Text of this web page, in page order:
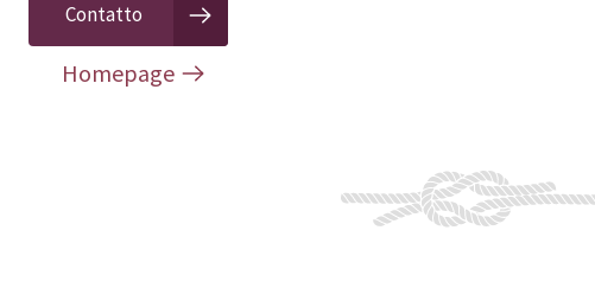
Contatto
Homepage